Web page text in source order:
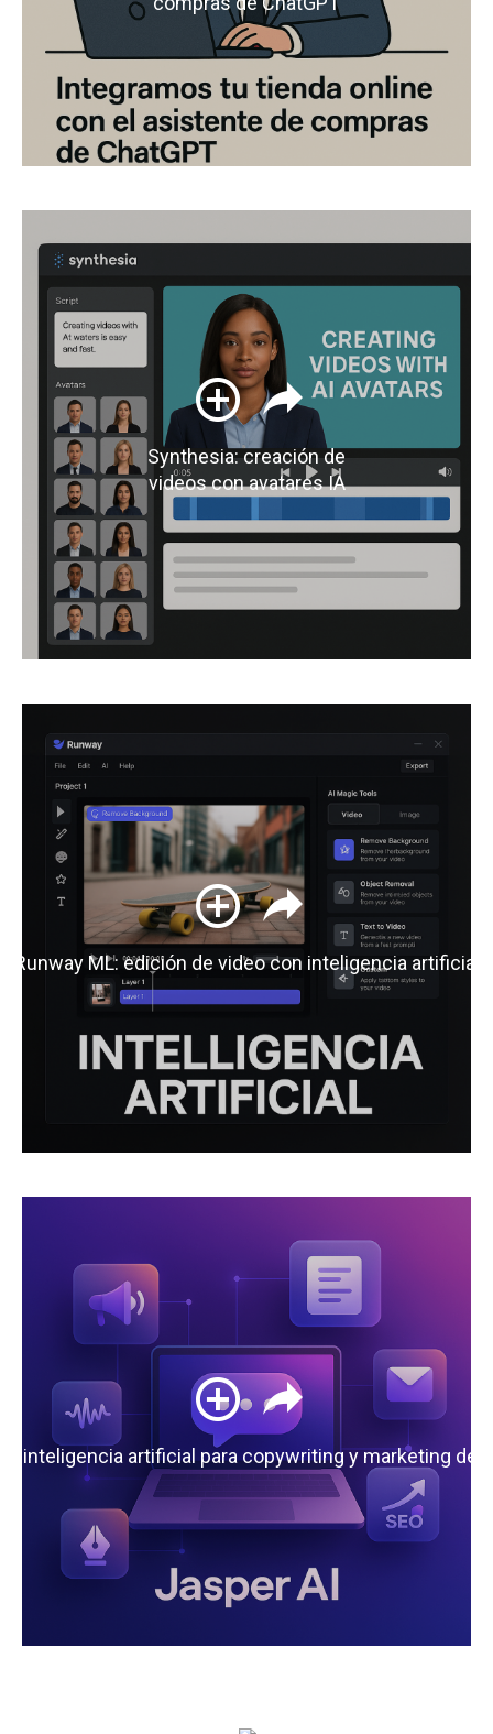
Synthesia: creación de
videos con avatares IA
Runway ML: edición de video con inteligencia artificial
la inteligencia artificial para copywriting y marketing de